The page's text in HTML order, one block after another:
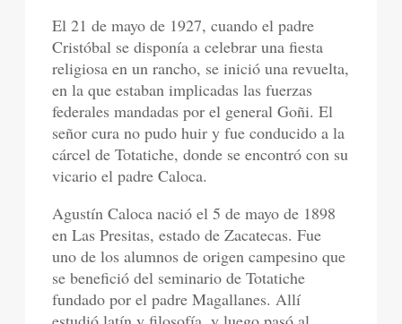
El 21 de mayo de 1927, cuando el padre
Cristóbal se disponía a celebrar una fiesta
religiosa en un rancho, se inició una revuelta,
en la que estaban implicadas las fuerzas
federales mandadas por el general Goñi. El
señor cura no pudo huir y fue conducido a la
cárcel de Totatiche, donde se encontró con su
vicario el padre Caloca.
Agustín Caloca nació el 5 de mayo de 1898
en Las Presitas, estado de Zacatecas. Fue
uno de los alumnos de origen campesino que
se benefició del seminario de Totatiche
fundado por el padre Magallanes. Allí